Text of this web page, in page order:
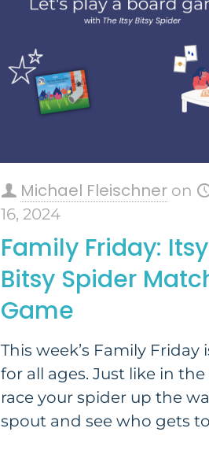
Michael Fleischner on
16, 2024
Family Friday: Itsy
Bitsy Spider
Game
This week’s Family Friday
for all ages. Just like in
race your spider up the
spout and see who gets to